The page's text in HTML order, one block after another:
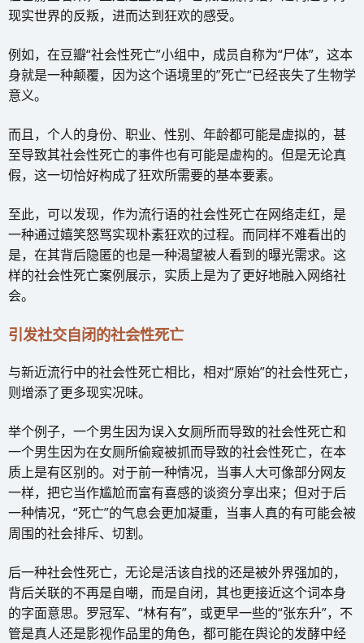
现实世界的反叛，进而达到狂欢的感受。
例如，在豆瓣“社会性死亡”小组中，成员自称为“尸体”，这本
身就是一种颠覆，因为这个语境里的”死亡“已经丧失了生物学
意义。
而且，个人的身份、职业、性别、年龄都可能是虚拟的，甚
至导致其社会性死亡的事件也有可能是虚构的。但是无论真
假，这一切恰好构成了狂欢所需要的基本要素。
至此，可以发现，作为流行语的社会性死亡在网络走红，是
一种通过嬉笑怒骂实现朴素狂欢的过程。而同样不难看出的
是，在其背后隐匿的也是一种渴望被人看到的曝光需求。这
样的社会性死亡案例展示，实质上是为了更好地融入网络社
会。
引发社交自闭的社会性死亡
与新近流行中的社会性死亡相比，相对“原始”的社会性死亡，
则增添了更多现实况味。
举个例子，一个男生因为误入女厕所而导致的社会性死亡和
一个男生因为在女厕所偷窥被抓而导致的社会性死亡，在本
质上是有区别的。对于前一种情况，当事人大可像部分网友
一样，把它当作尴尬而富有喜感的谈资分享出来；但对于后
一种情况，“死亡”的气息会更加凝重，当事人真的有可能会被
周围的社会排斥、切割。
后一种社会性死亡，无论是活该自找的还是被外界强加的，
背后关联的不再是自嘲，而是自闭，其也更接近这个词本身
的字面意思。罗冠军、“林有有”，或更早一些的“张东升”，不
管是真人还是影视作品里的角色，都可能在舆论的发酵中经